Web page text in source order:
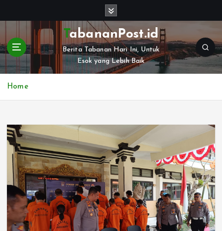
t
c
TabananPost.id
Berita Tabanan Hari Ini, Untuk
Esok yang Lebih Baik
Home